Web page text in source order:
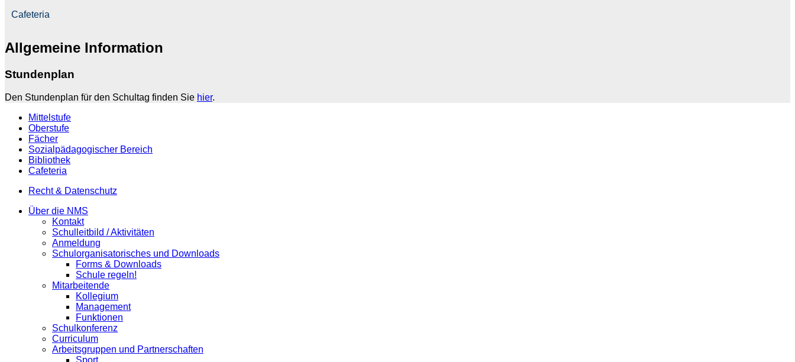
Cafeteria
Allgemeine Information
Stundenplan
Den Stundenplan für den Schultag finden Sie hier.
Mittelstufe
Oberstufe
Fächer
Sozialpädagogischer Bereich
Bibliothek
Cafeteria
Recht & Datenschutz
Über die NMS
Kontakt
Schulleitbild / Aktivitäten
Anmeldung
Schulorganisatorisches und Downloads
Forms & Downloads
Schule regeln!
Mitarbeitende
Kollegium
Management
Funktionen
Schulkonferenz
Curriculum
Arbeitsgruppen und Partnerschaften
Sport